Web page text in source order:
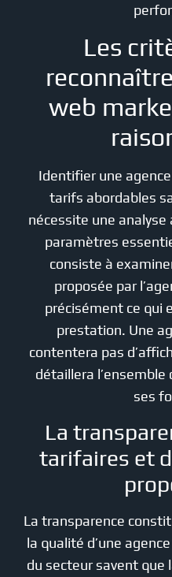
Les
web
Identifier une
tarifs abordables
nécessite une
paramètres
consiste à
proposée par
précisément ce qui
prestation. Une
contentera pas
détaillera l’ensemble
ses
La
tarifaires et
La transparence
la qualité d’une
du secteur savent que